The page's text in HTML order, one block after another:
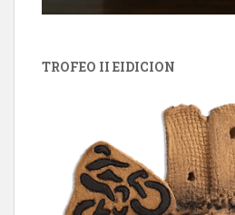
TROFEO II EIDICION